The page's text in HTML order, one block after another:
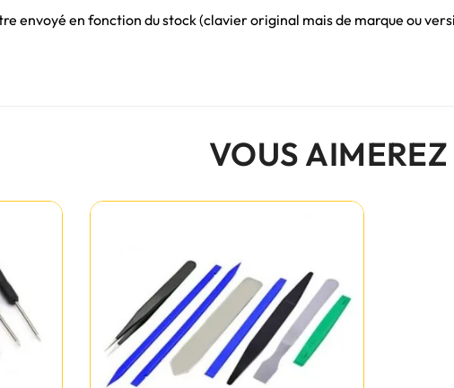
envoyé en fonction du stock (clavier original mais de marque ou
VOUS AIMEREZ